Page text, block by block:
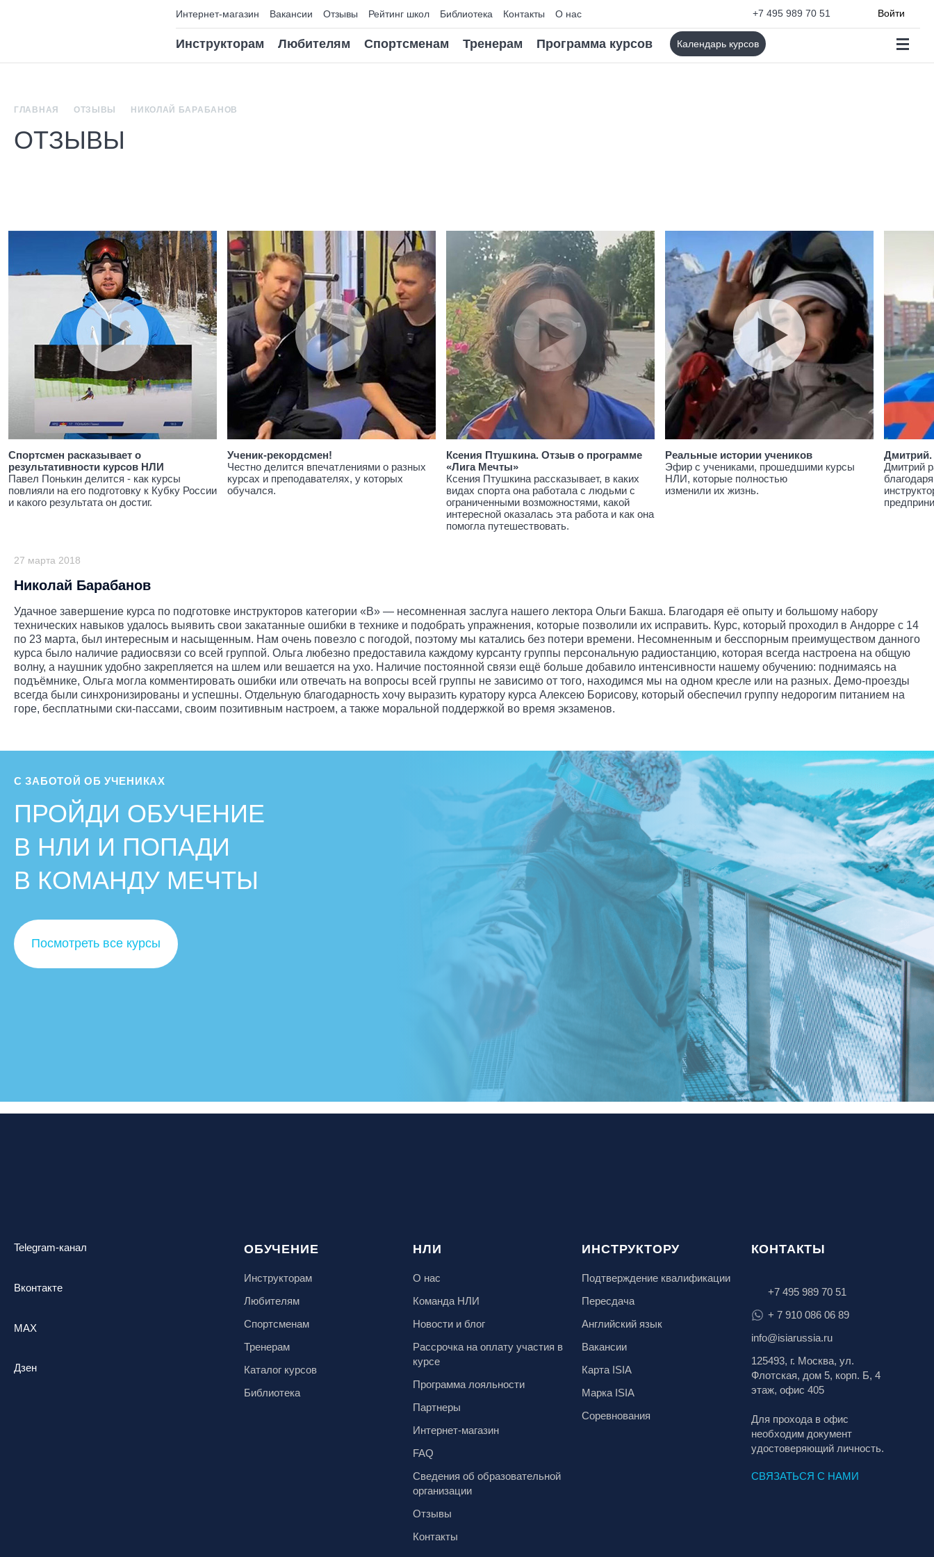
Интернет-магазин Вакансии Отзывы Рейтинг школ Библиотека Контакты О нас +7 495 989 70 51 Войти
Инструкторам Любителям Спортсменам Тренерам Программа курсов Календарь курсов
ГЛАВНАЯ ОТЗЫВЫ НИКОЛАЙ БАРАБАНОВ
ОТЗЫВЫ
Спортсмен расказывает о
результативности курсов НЛИ
Павел Понькин делится - как курсы
повлияли на его подготовку к Кубку России
и какого результата он достиг.
Ученик-рекордсмен!
Честно делится впечатлениями о разных
курсах и преподавателях, у которых
обучался.
Ксения Птушкина. Отзыв о программе
«Лига Мечты»
Ксения Птушкина рассказывает, в каких
видах спорта она работала с людьми с
ограниченными возможностями, какой
интересной оказалась эта работа и как она
помогла путешествовать.
Реальные истории учеников
Эфир с учениками, прошедшими курсы
НЛИ, которые полностью
изменили их жизнь.
Дмитрий.
Дмитрий
27 марта 2018
Николай Барабанов
Удачное завершение курса по подготовке инструкторов категории «В» — несомненная заслуга нашего лектора Ольги Бакша. Благодаря её опыту и большому набору
технических навыков удалось выявить свои закатанные ошибки в технике и подобрать упражнения, которые позволили их исправить. Курс, который проходил в Андорре с 14
по 23 марта, был интересным и насыщенным. Нам очень повезло с погодой, поэтому мы катались без потери времени. Несомненным и бесспорным преимуществом данного
курса было наличие радиосвязи со всей группой. Ольга любезно предоставила каждому курсанту группы персональную радиостанцию, которая всегда настроена на общую
волну, а наушник удобно закрепляется на шлем или вешается на ухо. Наличие постоянной связи ещё больше добавило интенсивности нашему обучению: поднимаясь на
подъёмнике, Ольга могла комментировать ошибки или отвечать на вопросы всей группы не зависимо от того, находимся мы на одном кресле или на разных. Демо-проезды
всегда были синхронизированы и успешны. Отдельную благодарность хочу выразить куратору курса Алексею Борисову, который обеспечил группу недорогим питанием на
горе, бесплатными ски-пассами, своим позитивным настроем, а также моральной поддержкой во время экзаменов.
С ЗАБОТОЙ ОБ УЧЕНИКАХ
ПРОЙДИ ОБУЧЕНИЕ
В НЛИ И ПОПАДИ
В КОМАНДУ МЕЧТЫ
Посмотреть все курсы
Telegram-канал
Вконтакте
MAX
Дзен
ОБУЧЕНИЕ
Инструкторам
Любителям
Спортсменам
Тренерам
Каталог курсов
Библиотека
НЛИ
О нас
Команда НЛИ
Новости и блог
Рассрочка на оплату участия в
курсе
Программа лояльности
Партнеры
Интернет-магазин
FAQ
Сведения об образовательной
организации
Отзывы
Контакты
ИНСТРУКТОРУ
Подтверждение квалификации
Пересдача
Английский язык
Вакансии
Карта ISIA
Марка ISIA
Соревнования
КОНТАКТЫ
+7 495 989 70 51
+ 7 910 086 06 89
info@isiarussia.ru
125493, г. Москва, ул.
Флотская, дом 5, корп. Б, 4
этаж, офис 405
Для прохода в офис
необходим документ
удостоверяющий личность.
СВЯЗАТЬСЯ С НАМИ